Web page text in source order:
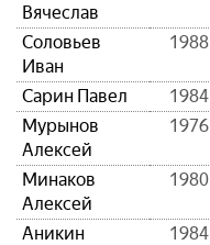
Вячеслав
Соловьев
Иван
1988
Сарин Павел 1984
Мурынов
Алексей
1976
Минаков
Алексей
1980
Аникин
1984